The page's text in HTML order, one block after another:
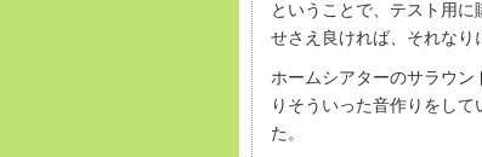
ということで、テスト用
せさえ良ければ、それなり
ホームシアターのサラウン
りそういった音作りをし
た。